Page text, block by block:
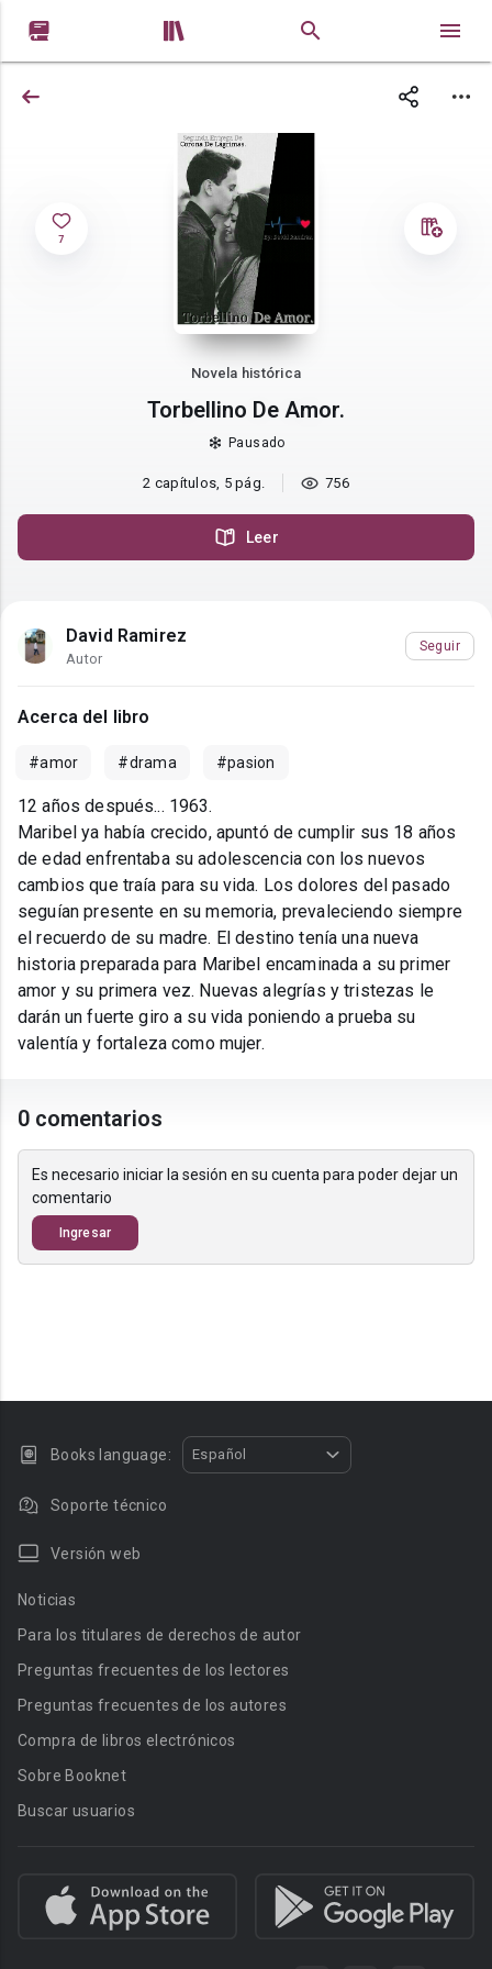
 
7
Novela histórica
Torbellino De Amor.
Pausado
2 capítulos, 5 pág. 756
Leer
David Ramirez
Autor
Seguir
Acerca del libro
#amor #drama #pasion
12 años después... 1963.
Maribel ya había crecido, apuntó de cumplir sus 18 años
de edad enfrentaba su adolescencia con los nuevos
cambios que traía para su vida. Los dolores del pasado
seguían presente en su memoria, prevaleciendo siempre
el recuerdo de su madre. El destino tenía una nueva
historia preparada para Maribel encaminada a su primer
amor y su primera vez. Nuevas alegrías y tristezas le
darán un fuerte giro a su vida poniendo a prueba su
valentía y fortaleza como mujer.
0 comentarios
Es necesario iniciar la sesión en su cuenta para poder dejar un
comentario
Ingresar
Books language: Español
Soporte técnico
Versión web
Noticias
Para los titulares de derechos de autor
Preguntas frecuentes de los lectores
Preguntas frecuentes de los autores
Compra de libros electrónicos
Sobre Booknet
Buscar usuarios